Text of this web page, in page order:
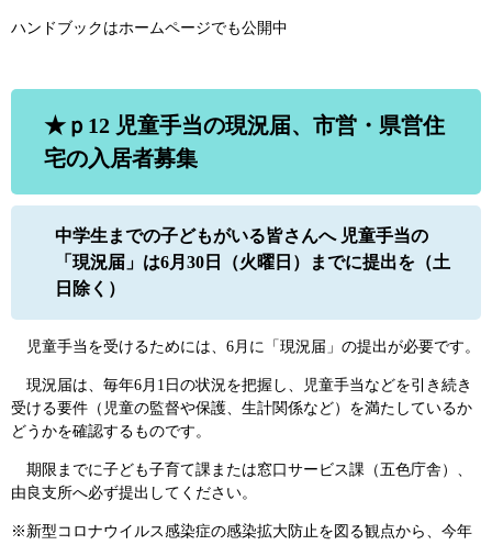
ハンドブックはホームページでも公開中
★ｐ12 児童手当の現況届、市営・県営住
宅の入居者募集
中学生までの子どもがいる皆さんへ 児童手当の
「現況届」は6月30日（火曜日）までに提出を（土
日除く）
児童手当を受けるためには、6月に「現況届」の提出が必要です。
現況届は、毎年6月1日の状況を把握し、児童手当などを引き続き
受ける要件（児童の監督や保護、生計関係など）を満たしているか
どうかを確認するものです。
期限までに子ども子育て課または窓口サービス課（五色庁舎）、
由良支所へ必ず提出してください。
※新型コロナウイルス感染症の感染拡大防止を図る観点から、今年